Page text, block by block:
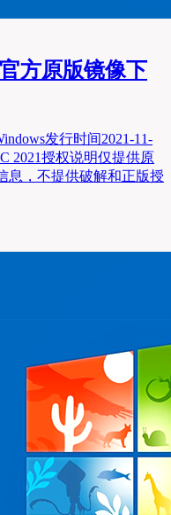
方原版镜像下
发行时间2021-11-
2021授权说明仅提供原
息，不提供破解和正版授